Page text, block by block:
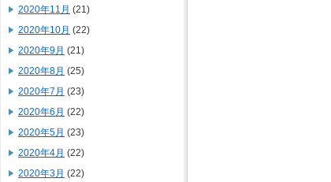
2020年11月 (21)
2020年10月 (22)
2020年9月 (21)
2020年8月 (25)
2020年7月 (23)
2020年6月 (22)
2020年5月 (23)
2020年4月 (22)
2020年3月 (22)